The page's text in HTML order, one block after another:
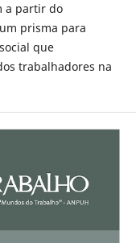
a partir do
prisma para
que
trabalhadores na